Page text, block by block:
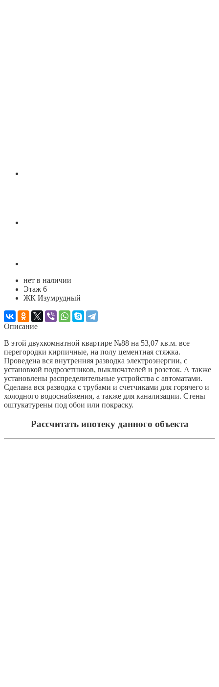
нет в наличии
Этаж 6
ЖК Изумрудный
Описание
В этой двухкомнатной квартире №88 на 53,07 кв.м. все
перегородки кирпичные, на полу цементная стяжка.
Проведена вся внутренняя разводка электроэнергии, с
установкой подрозетников, выключателей и розеток. А также
установлены распределительные устройства с автоматами.
Сделана вся разводка с трубами и счетчиками для горячего и
холодного водоснабжения, а также для канализации. Стены
оштукатурены под обои или покраску.
Рассчитать ипотеку данного объекта